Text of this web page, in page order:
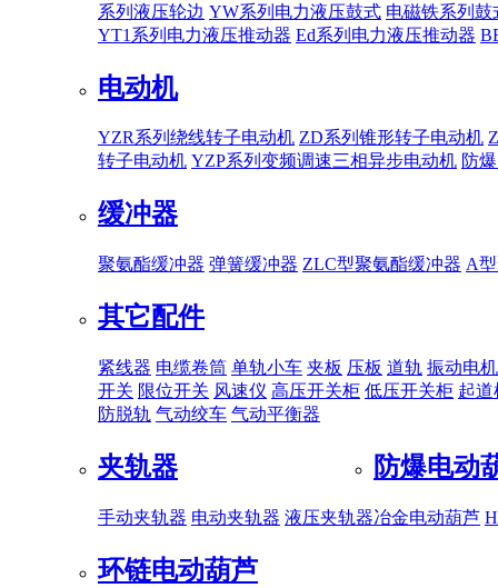
系列液压轮边 YW系列电力液压鼓式 电磁铁系列鼓
YT1系列电力液压推动器 Ed系列电力液压推动器
电动机
YZR系列绕线转子电动机 ZD系列锥形转子电动机
转子电动机 YZP系列变频调速三相异步电动机 防
缓冲器
聚氨酯缓冲器 弹簧缓冲器 ZLC型聚氨酯缓冲器 A
其它配件
紧线器 电缆卷筒 单轨小车 夹板 压板 道轨 振动电机
开关 限位开关 风速仪 高压开关柜 低压开关柜 起道
防脱轨 气动绞车 气动平衡器
夹轨器
手动夹轨器 电动夹轨器 液压夹轨器
防爆电动
冶金电动葫芦
环链电动葫芦